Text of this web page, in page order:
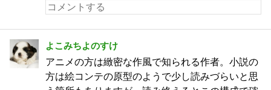
よこみちよのすけ
アニメの方は緻密な作風で知られる作者。小説の
方は絵コンテの原型のようで少し読みづらいと思